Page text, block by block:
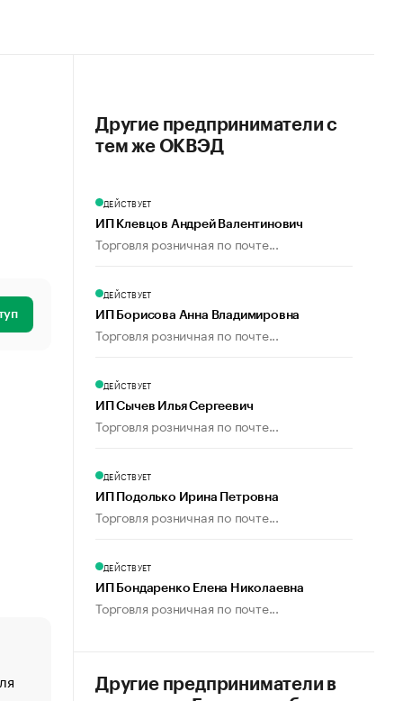
«От спорта тело стареет иначе». Как живет глава
Другие предприниматели с
тем же ОКВЭД
ДЕЙСТВУЕТ
ИП Клевцов Андрей Валентинович
Торговля розничная по почте...
ДЕЙСТВУЕТ
ИП Борисова Анна Владимировна
Торговля розничная по почте...
ДЕЙСТВУЕТ
ИП Сычев Илья Сергеевич
Торговля розничная по почте...
ДЕЙСТВУЕТ
ИП Подолько Ирина Петровна
Торговля розничная по почте...
ДЕЙСТВУЕТ
ИП Бондаренко Елена Николаевна
Торговля розничная по почте...
Другие предприниматели в